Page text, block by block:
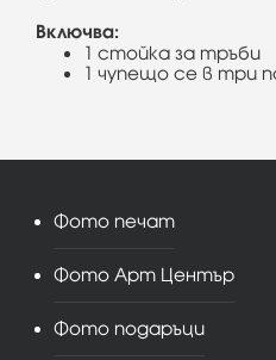
Включва:
1 стойка за тръби
1 чупещо се в три
Фото печат
Фото Арт Център
Фото подаръци